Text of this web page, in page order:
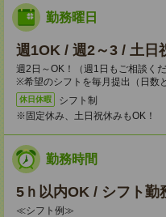
勤務曜日
週1OK / 週2～3 / 土日
週2日～OK！（週1日もご相談くだ
※希望のシフトを毎月提出（日数
休日休暇
シフト制
※固定休み、土日祝休みもOK！
勤務時間
5ｈ以内OK / シフト勤
≪シフト例≫